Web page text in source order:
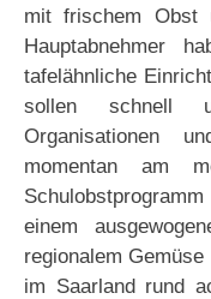
mit frischem Obst
Hauptabnehmer
tafelähnliche
sollen schnell
Organisationen
momentan am
einem
regionalem
im Saarland rund